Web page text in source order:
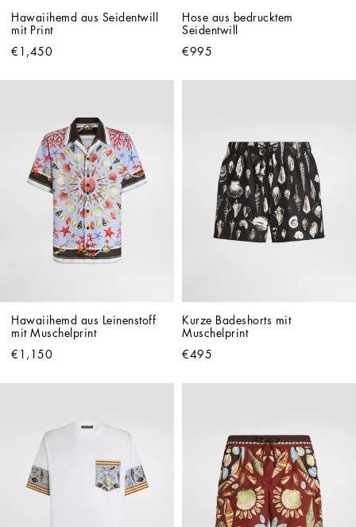
Hawaiihemd aus Seidentwill
mit Print
€1,450
Hose aus bedrucktem
Seidentwill
€995
Hawaiihemd aus Leinenstoff
mit Muschelprint
€1,150
Kurze Badeshorts mit
Muschelprint
€495